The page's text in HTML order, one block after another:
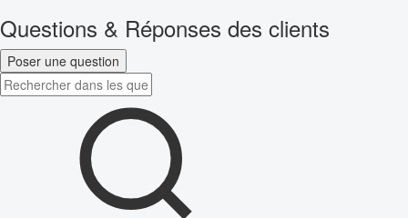
Questions & Réponses des clients
Poser une question